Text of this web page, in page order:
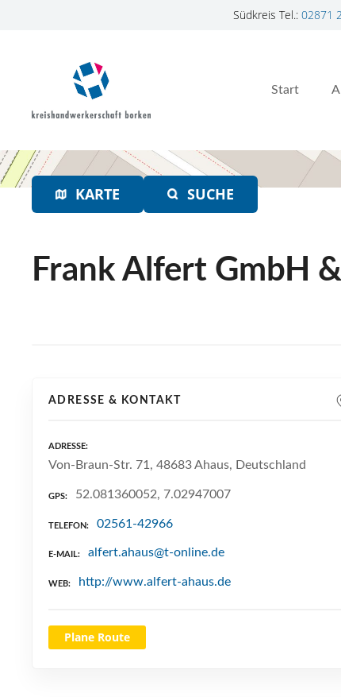
Südkreis Tel.: 02871
a
t
Start
KARTE SUCHE
Frank Alfert GmbH
ADRESSE & KONTAKT
ADRESSE
Von-Braun-Str. 71, 48683 Ahaus, Deutschland
GPS 52.081360052, 7.02947007
TELEFON 02561-42966
E-MAIL alfert.ahaus@t-online.de
WEB http://www.alfert-ahaus.de
Plane Route